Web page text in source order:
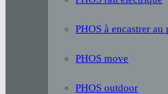
PHOS à encastrer au
PHOS move
PHOS outdoor